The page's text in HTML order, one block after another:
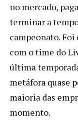
no mercado,
terminar a
campeonato.
com o time do
última
metáfora quase
maioria das
momento.